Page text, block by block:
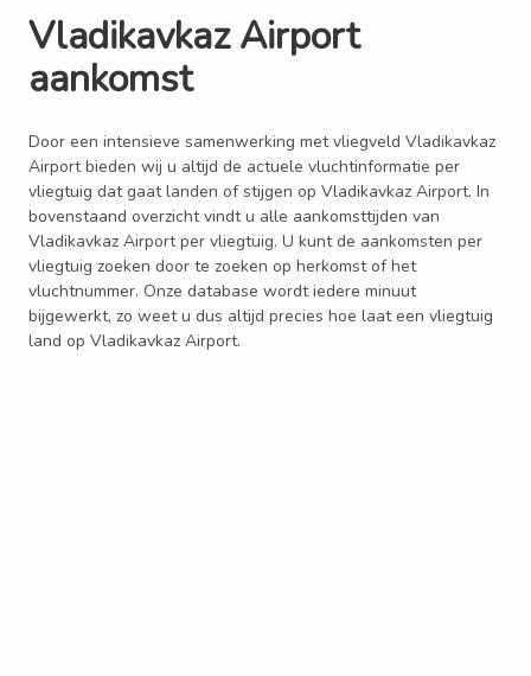
Vladikavkaz Airport
aankomst
Door een intensieve samenwerking met vliegveld Vladikavkaz
Airport bieden wij u altijd de actuele vluchtinformatie per
vliegtuig dat gaat landen of stijgen op Vladikavkaz Airport. In
bovenstaand overzicht vindt u alle aankomsttijden van
Vladikavkaz Airport per vliegtuig. U kunt de aankomsten per
vliegtuig zoeken door te zoeken op herkomst of het
vluchtnummer. Onze database wordt iedere minuut
bijgewerkt, zo weet u dus altijd precies hoe laat een vliegtuig
land op Vladikavkaz Airport.